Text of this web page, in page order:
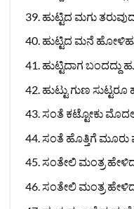
ಹುಟ್ಟಿದ ಮಗು
ಹುಟ್ಟಿದ ಮನೆ
ಹುಟ್ಟಿದಾಗ ಬಂದದ್ದು
ಹುಟ್ಟು ಗುಣ
ಸಂತೆ ಕಟ್ಟೋಕು
ಸಂತೆ ಹೊತ್ತಿಗೆ ಮೂರು
ಸಂತೇಲಿ ಮಂತ್ರ
ಸಂತೇಲಿ ಮಂತ್ರ